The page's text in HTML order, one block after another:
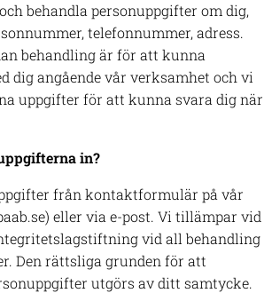
behandla personuppgifter om dig,
telefonnummer, adress.
behandling är för att kunna
dig angående vår verksamhet och vi
uppgifter för att kunna svara dig när
in?
från kontaktformulär på vår
eller via e-post. Vi tillämpar vid
vid all behandling
Den rättsliga grunden för att
utgörs av ditt samtycke.